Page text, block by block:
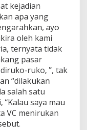
kejadian
apa yang
ayo
oleh kami
ternyata tidak
pasar
ruko, ”, tak
“dilakukan
salah satu
saya mau
VC menirukan